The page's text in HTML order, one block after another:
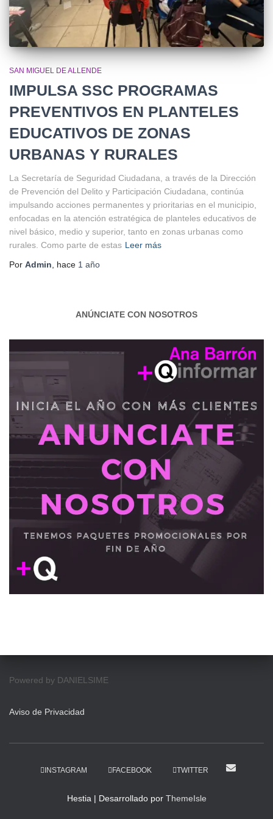
SAN MIGUEL DE ALLENDE
IMPULSA SSC PROGRAMAS
PREVENTIVOS EN PLANTELES
EDUCATIVOS DE ZONAS
URBANAS Y RURALES
La Secretaría de Seguridad Ciudadana, a través de la Dirección
de Prevención del Delito y Participación Ciudadana, continúa
impulsando acciones permanentes y prioritarias en el municipio,
enfocadas en la atención estratégica de planteles educativos de
nivel básico, medio y superior, tanto en zonas urbanas como
rurales. Como parte de estas Leer más
Por Admin , hace 1 año
ANÚNCIATE CON NOSOTROS
Powered by DANIELSIME
Aviso de Privacidad
INSTAGRAM FACEBOOK TWITTER
Hestia | Desarrollado por ThemeIsle